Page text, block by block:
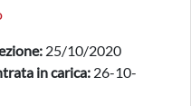
25/10/2020
in carica: 26-10-